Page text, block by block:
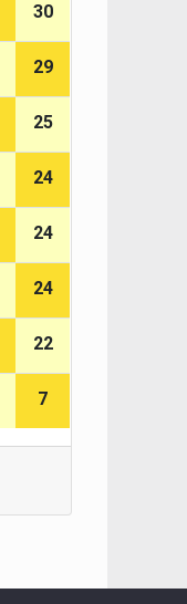
30
29
25
24
24
24
22
7